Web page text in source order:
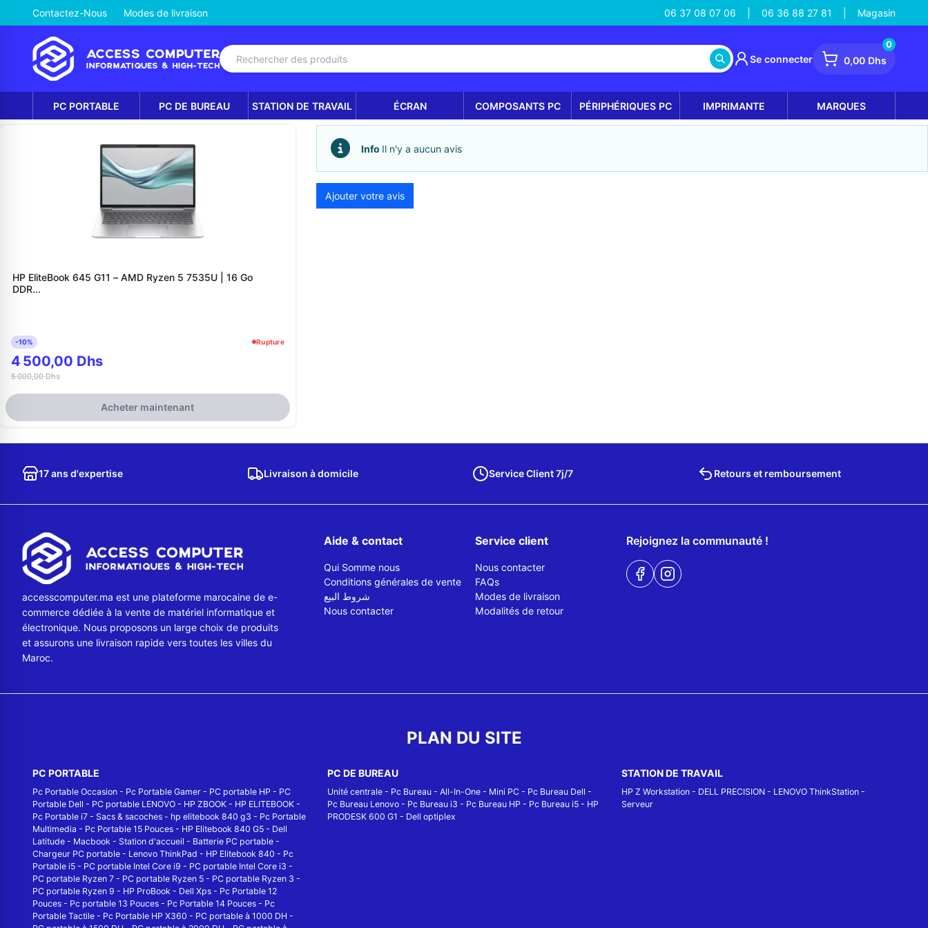
Contactez-Nous Modes de livraison 06 37 08 07 06 06 36 88 27 81 Magasin
Se connecter 0,00 Dhs
0
PC PORTABLE PC DE BUREAU STATION DE TRAVAIL ÉCRAN COMPOSANTS PC PÉRIPHÉRIQUES PC IMPRIMANTE MARQUES
HP EliteBook 645 G11 – AMD Ryzen 5 7535U | 16 Go
DDR...
-10% Rupture
4 500,00 Dhs
5 000,00 Dhs
Acheter maintenant
Info Il n'y a aucun avis
Ajouter votre avis
17 ans d'expertise Livraison à domicile Service Client 7j/7 Retours et remboursement
accesscomputer.ma est une plateforme marocaine de e-
commerce dédiée à la vente de matériel informatique et
électronique. Nous proposons un large choix de produits
et assurons une livraison rapide vers toutes les villes du
Maroc.
Aide & contact
Qui Somme nous
Conditions générales de vente
شروط البيع
Nous contacter
Service client
Nous contacter
FAQs
Modes de livraison
Modalités de retour
Rejoignez la communauté !
PLAN DU SITE
PC PORTABLE
Pc Portable Occasion - Pc Portable Gamer - PC portable HP - PC
Portable Dell - PC portable LENOVO - HP ZBOOK - HP ELITEBOOK -
Pc Portable i7 - Sacs & sacoches - hp elitebook 840 g3 - Pc Portable
Multimedia - Pc Portable 15 Pouces - HP Elitebook 840 G5 - Dell
Latitude - Macbook - Station d'accueil - Batterie PC portable -
Chargeur PC portable - Lenovo ThinkPad - HP Elitebook 840 - Pc
Portable i5 - PC portable Intel Core i9 - PC portable Intel Core i3 -
PC portable Ryzen 7 - PC portable Ryzen 5 - PC portable Ryzen 3 -
PC portable Ryzen 9 - HP ProBook - Dell Xps - Pc Portable 12
Pouces - Pc portable 13 Pouces - Pc Portable 14 Pouces - Pc
Portable Tactile - Pc Portable HP X360 - PC portable à 1000 DH -
PC DE BUREAU
Unité centrale- Pc Bureau- All-In-One- Mini PC- Pc Bureau Dell -
Pc Bureau Lenovo- Pc Bureau i3 - Pc Bureau HP - Pc Bureau i5- HP
PRODESK 600 G1 - Dell optiplex
STATION DE TRAVAIL
HP Z Workstation - DELL PRECISION - LENOVO ThinkStation -
Serveur